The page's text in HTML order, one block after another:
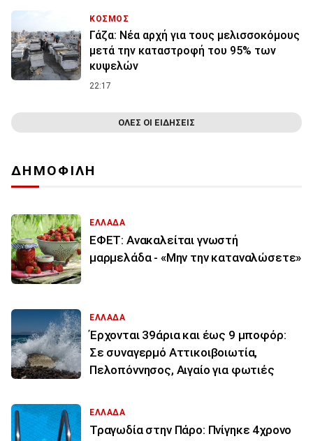
ΚΟΣΜΟΣ
Γάζα: Νέα αρχή για τους μελισσοκόμους
μετά την καταστροφή του 95% των
κυψελών
22:17
ΟΛΕΣ ΟΙ ΕΙΔΗΣΕΙΣ
ΔΗΜΟΦΙΛΗ
ΕΛΛΑΔΑ
ΕΦΕΤ: Ανακαλείται γνωστή
μαρμελάδα - «Μην την καταναλώσετε»
ΕΛΛΑΔΑ
Έρχονται 39άρια και έως 9 μποφόρ:
Σε συναγερμό Αττικοιβοιωτία,
Πελοπόννησος, Αιγαίο για φωτιές
ΕΛΛΑΔΑ
Τραγωδία στην Πάρο: Πνίγηκε 4χρονο